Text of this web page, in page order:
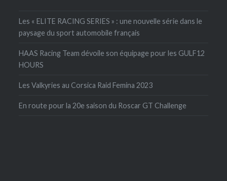
Les « ELITE RACING SERIES » : une nouvelle série dans le
paysage du sport automobile français
HAAS Racing Team dévoile son équipage pour les GULF12
HOURS
Les Valkyries au Corsica Raid Femina 2023
En route pour la 20e saison du Roscar GT Challenge